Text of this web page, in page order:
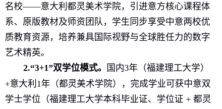
名校——意大利都灵美术学院，引进意方核心课程体
系、原版教材及师资团队，学生同步享受中意两校优
质教育资源，培养兼具国际视野与全球胜任力的数字
艺术精英。
2.“3+1”双学位模式。 国内3年（福建理工大学）
+意大利 1年（都灵美术学院），完成学业可获中意双
学士学位（福建理工大学本科毕业证、学位证 + 都灵